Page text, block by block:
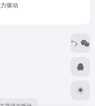
驱动
">